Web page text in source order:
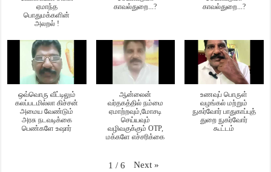
ஏமாந்த
பொதுமக்களின்
அலறல் !
காவல்துறை...?
காவல்துறை...?
ஒவ்வொரு வீட்டிலும்
கலப்படமில்லா கிச்சன்
அமைய வேண்டும்
அரசு நடவடிக்கை
பெண்களே உஷார்
ஆன்லைன்
வர்தகத்தில் நம்மை
ஏமாற்றவும்,மோசடி
செய்யவும்
வழிவகுக்கும் OTP,
மக்களே எச்சரிக்கை
உணவுப் பொருள்
வழங்கல் மற்றும்
நுகர்வோர் பாதுகாப்புத்
துறை நுகர்வோர்
கூட்டம்
1 / 6 Next »